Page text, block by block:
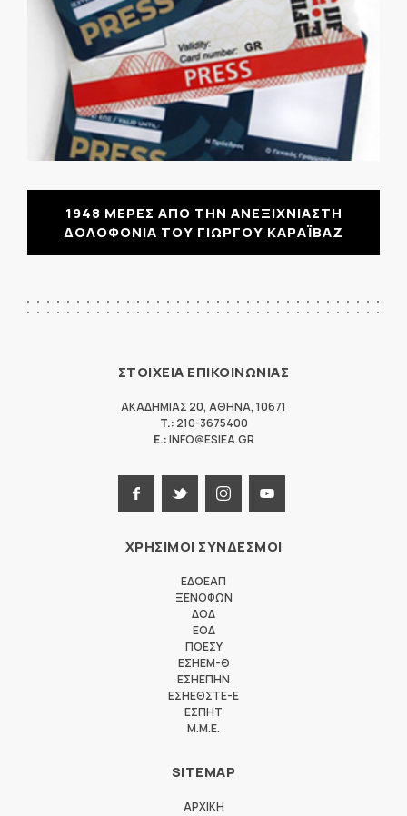
1948 ΜΕΡΕΣ ΑΠΟ ΤΗΝ ΑΝΕΞΙΧΝΙΑΣΤΗ
ΔΟΛΟΦΟΝΙΑ ΤΟΥ ΓΙΩΡΓΟΥ ΚΑΡΑΪΒΑΖ
ΣΤΟΙΧΕΙΑ ΕΠΙΚΟΙΝΩΝΙΑΣ
ΑΚΑΔΗΜΙΑΣ 20, ΑΘΗΝΑ, 10671
T.: 210-3675400
E.:INFO@ESIEA.GR
ΧΡΗΣΙΜΟΙ ΣΥΝΔΕΣΜΟΙ
ΕΔΟΕΑΠ
ΞΕΝΟΦΩΝ
ΔΟΔ
ΕΟΔ
ΠΟΕΣΥ
ΕΣΗΕΜ-Θ
ΕΣΗΕΠΗΝ
ΕΣΗΕΘΣΤΕ-Ε
ΕΣΠΗΤ
M.M.E.
SITEMAP
ΑΡΧΙΚΗ